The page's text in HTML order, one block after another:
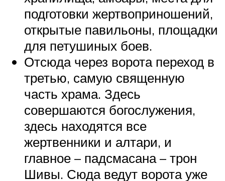
подготовки жертвоприношений,
открытые павильоны, площадки
для петушиных боев.
Отсюда через ворота переход в
третью, самую священную
часть храма. Здесь
совершаются богослужения,
здесь находятся все
жертвенники и алтари, и
главное – падсмасана – трон
Шивы. Сюда ведут ворота уже